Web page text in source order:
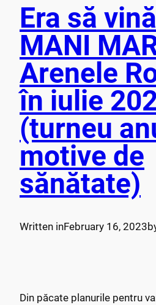
Era să
MANI
Arenele
în iulie
(turneu
motive de
sănătate)
Written inFebruary 16, 2023
Din păcate planurile pentru